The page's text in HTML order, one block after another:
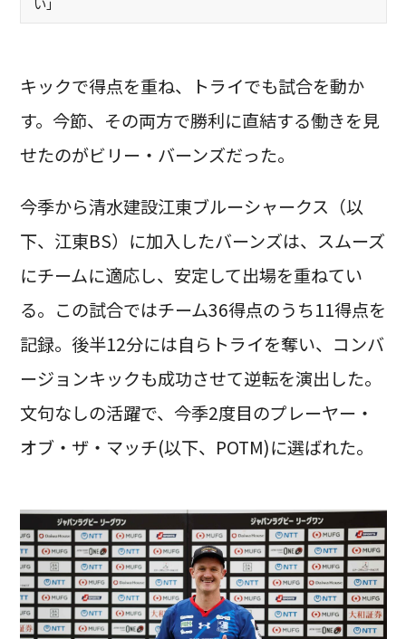
キックで得点を重ね、トライでも試合を動か
す。今節、その両方で勝利に直結する働きを見
せたのがビリー・バーンズだった。
今季から清水建設江東ブルーシャークス（以
下、江東BS）に加入したバーンズは、スムーズ
にチームに適応し、安定して出場を重ねてい
る。この試合ではチーム36得点のうち11得点を
記録。後半12分には自らトライを奪い、コンバ
ージョンキックも成功させて逆転を演出した。
文句なしの活躍で、今季2度目のプレーヤー・
オブ・ザ・マッチ(以下、POTM)に選ばれた。